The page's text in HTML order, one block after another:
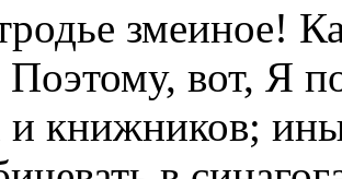
змеиное!
Поэтому, вот, Я
книжников;